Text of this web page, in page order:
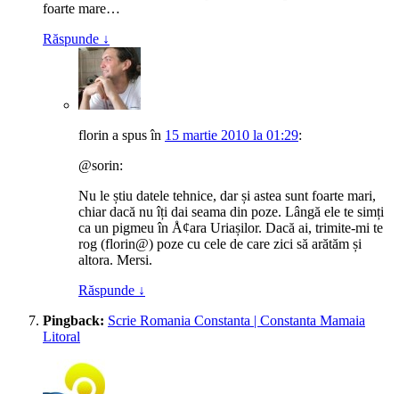
foarte mare…
Răspunde ↓
florin a spusîn 15 martie 2010 la 01:29:
@sorin:
Nu le știu datele tehnice, dar și astea sunt foarte mari,
chiar dacă nu îți dai seama din poze. Lângă ele te simți
ca un pigmeu în Å¢ara Uriașilor. Dacă ai, trimite-mi te
rog (florin@) poze cu cele de care zici să arătăm și
altora. Mersi.
Răspunde ↓
Pingback: Scrie Romania Constanta | Constanta Mamaia
Litoral